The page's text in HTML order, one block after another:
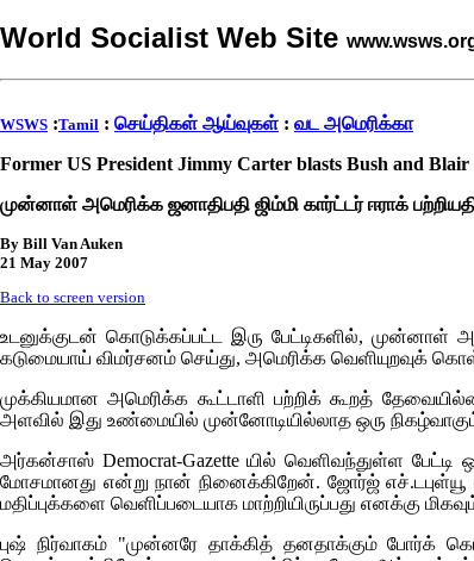
World Socialist Web Site
WSWS :Tamil : செய்திகள் ஆய்வுகள் : வட அமெரிக்கா
Former US President Jimmy Carter blasts Bush and
முன்னாள் அமெரிக்க ஜனாதிபதி ஜிம்மி கார்ட்டர் ஈராக்
By Bill Van Auken
21 May 2007
Back to screen version
உடனுக்குடன் கொடுக்கப்பட்ட இரு பேட்டிகளில், முன்னாள்
கடுமையாய் விமர்சனம் செய்து, அமெரிக்க வெளியுறவுக்
முக்கியமான அமெரிக்க கூட்டாளி பற்றிக் கூறத்
அளவில் இது உண்மையில் முன்னோடியில்லாத ஒரு
அர்கன்சாஸ் Democrat-Gazetteயில் வெளிவந்துள்ள பேட்டி
மோசமானது என்று நான் நினைக்கிறேன். ஜோர்ஜ்
மதிப்புக்களை வெளிப்படையாக மாற்றியிருப்பது எனக்கு
புஷ் நிர்வாகம் "முன்னரே தாக்கித் தனதாக்கும் போர்க்